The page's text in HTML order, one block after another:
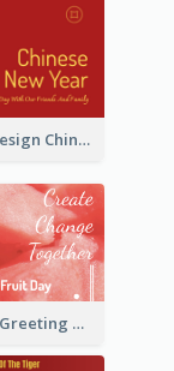
Lantern Design Chinese New Year Greeting Card
Colourful Greeting Card For International Fruit Day 2021